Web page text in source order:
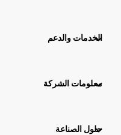
الخدمات والدعم
معلومات الشركة
حلول الصناعة